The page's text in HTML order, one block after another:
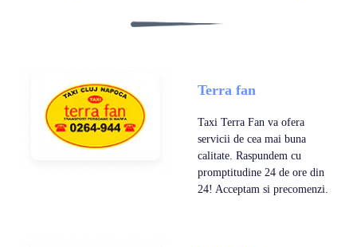
Terra fan
Taxi Terra Fan va ofera
servicii de cea mai buna
calitate. Raspundem cu
promptitudine 24 de ore din
24! Acceptam si precomenzi.